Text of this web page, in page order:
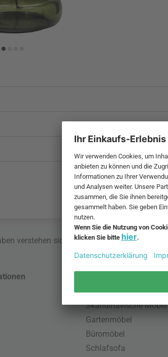
verstehen sich inklusive MwSt. und zzgl.
Skandinavische Möbel
Gartenmöbel
Büromöbel
Schlafsofa